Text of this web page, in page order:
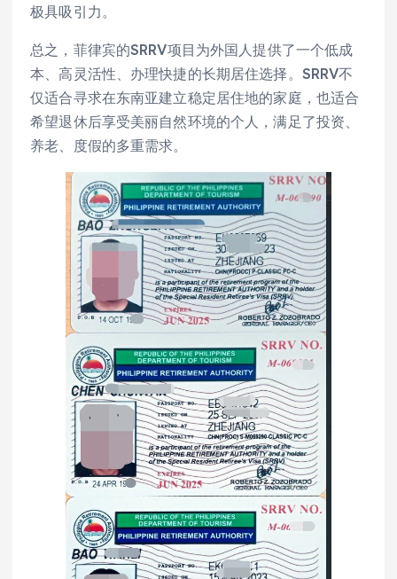
极具吸引力。
总之，菲律宾的SRRV项目为外国人提供了一个低成
本、高灵活性、办理快捷的长期居住选择。SRRV不
仅适合寻求在东南亚建立稳定居住地的家庭，也适合
希望退休后享受美丽自然环境的个人，满足了投资、
养老、度假的多重需求。